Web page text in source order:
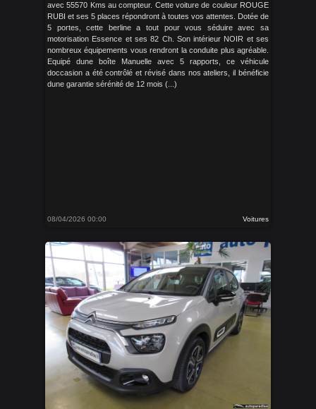
avec 55570 Kms au compteur. Cette voiture de couleur ROUGE
RUBI et ses 5 places répondront à toutes vos attentes. Dotée de
5 portes, cette berline a tout pour vous séduire avec sa
motorisation Essence et ses 82 Ch. Son intérieur NOIR et ses
nombreux équipements vous rendront la conduite plus agréable.
Equipé dune boîte Manuelle avec 5 rapports, ce véhicule
doccasion a été contrôlé et révisé dans nos ateliers, il bénéficie
dune garantie sérénité de 12 mois (...)
08/04/2026 00:00 Voitures